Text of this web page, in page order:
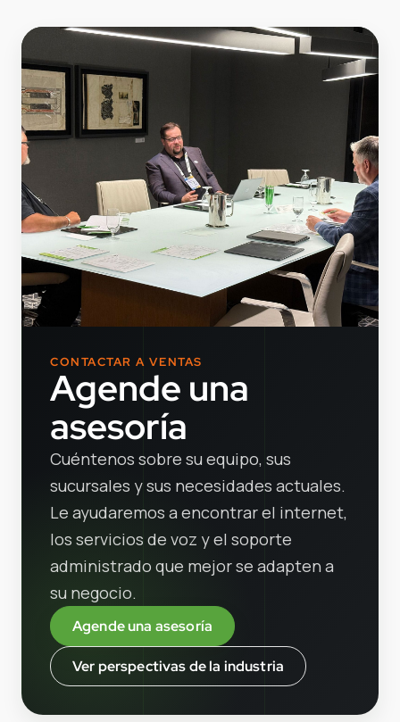
CONTACTAR A VENTAS
Agende una
asesoría
Cuéntenos sobre su equipo, sus
sucursales y sus necesidades actuales.
Le ayudaremos a encontrar el internet,
los servicios de voz y el soporte
administrado que mejor se adapten a
su negocio.
Agende una asesoría
Ver perspectivas de la industria